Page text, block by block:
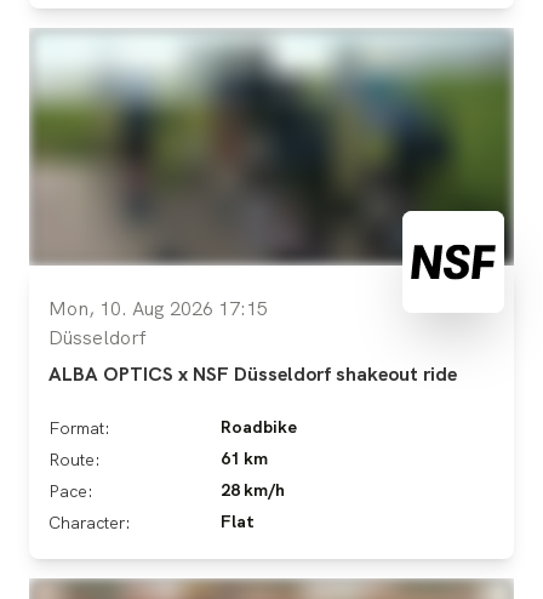
Mon, 10. Aug 2026 17:15
Düsseldorf
ALBA OPTICS x NSF Düsseldorf shakeout ride
Format:
Roadbike
Route:
61 km
Pace:
28 km/h
Character:
Flat